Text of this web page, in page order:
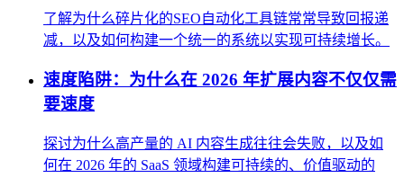
了解为什么碎片化的SEO自动化工具链常常导致回报递
减，以及如何构建一个统一的系统以实现可持续增长。
速度陷阱：为什么在 2026 年扩展内容不仅仅需
要速度
探讨为什么高产量的 AI 内容生成往往会失败，以及如
何在 2026 年的 SaaS 领域构建可持续的、价值驱动的